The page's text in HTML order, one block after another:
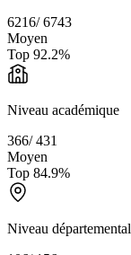
6216/6743
Moyen
Top 92.2%
Niveau académique
366/431
Moyen
Top 84.9%
Niveau départemental